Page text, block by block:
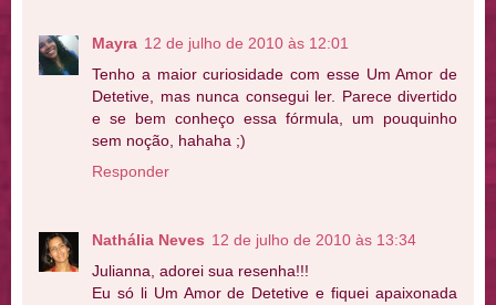
Mayra 12 de julho de 2010 às 12:01
Tenho a maior curiosidade com esse Um Amor de
Detetive, mas nunca consegui ler. Parece divertido
e se bem conheço essa fórmula, um pouquinho
sem noção, hahaha ;)
Responder
Nathália Neves 12 de julho de 2010 às 13:34
Julianna, adorei sua resenha!!!
Eu só li Um Amor de Detetive e fiquei apaixonada